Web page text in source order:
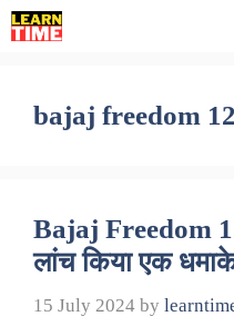
Skip
to
bajaj freedom
Bajaj Freedom
लांच किया एक
15 July 2024 by